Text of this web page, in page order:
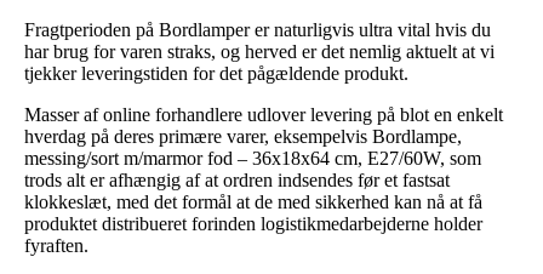
Fragtperioden på Bordlamper er naturligvis ultra vital hvis du
har brug for varen straks, og herved er det nemlig aktuelt at vi
tjekker leveringstiden for det pågældende produkt.
Masser af online forhandlere udlover levering på blot en enkelt
hverdag på deres primære varer, eksempelvis Bordlampe,
messing/sort m/marmor fod – 36x18x64 cm, E27/60W, som
trods alt er afhængig af at ordren indsendes før et fastsat
klokkeslæt, med det formål at de med sikkerhed kan nå at få
produktet distribueret forinden logistikmedarbejderne holder
fyraften.